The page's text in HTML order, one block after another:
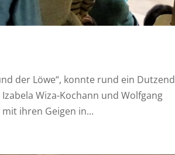
der Löwe“, konnte rund ein Dutzend
Wiza-Kochann und Wolfgang
ihren Geigen in...